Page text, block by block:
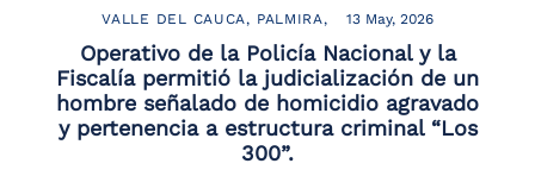
VALLE DEL CAUCA PALMIRA 13 May, 2026
Operativo de la Policía Nacional y la
Fiscalía permitió la judicialización de un
hombre señalado de homicidio agravado
y pertenencia a estructura criminal “Los
300”.